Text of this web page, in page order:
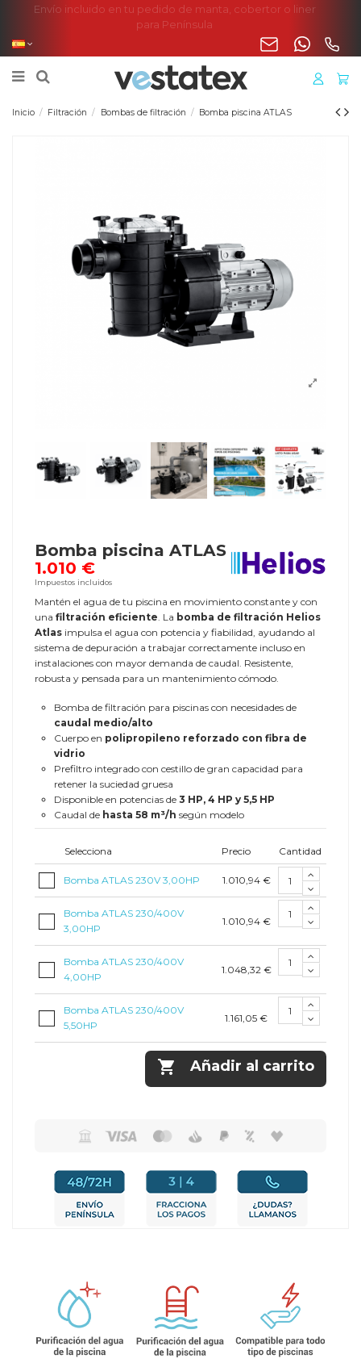
Envío incluido en tu pedido de manta, cobertor o liner
para Península
Inicio Filtración Bombas de filtración Bomba piscina ATLAS
Bomba piscina ATLAS
1.010 €
Impuestos incluidos
Mantén el agua de tu piscina en movimiento constante y con
una filtración eficiente. La bomba de filtración Helios
Atlas impulsa el agua con potencia y fiabilidad, ayudando al
sistema de depuración a trabajar correctamente incluso en
instalaciones con mayor demanda de caudal. Resistente,
robusta y pensada para un mantenimiento cómodo.
Bomba de filtración para piscinas con necesidades de
caudal medio/alto
Cuerpo en polipropileno reforzado con fibra de
vidrio
Prefiltro integrado con cestillo de gran capacidad para
retener la suciedad gruesa
Disponible en potencias de 3 HP, 4 HP y 5,5 HP
Caudal de hasta 58 m³/h según modelo
Selecciona Precio Cantidad
Bomba ATLAS 230V 3,00HP 1.010,94 €
Bomba ATLAS 230/400V
3,00HP
1.010,94 €
Bomba ATLAS 230/400V
4,00HP
1.048,32 €
Bomba ATLAS 230/400V
5,50HP
1.161,05 €
 Añadir al carrito